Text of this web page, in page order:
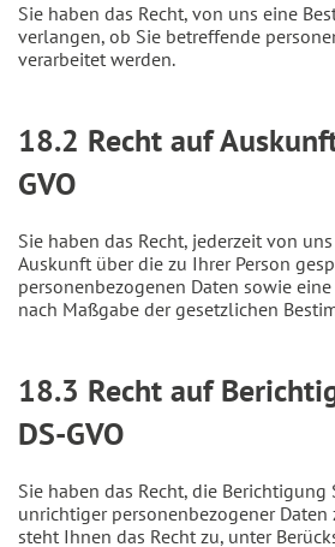
Sie haben das Recht, von uns eine
verlangen, ob Sie betreffende
verarbeitet werden.
18.2 Recht auf
GVO
Sie haben das Recht, jederzeit von
Auskunft über die zu Ihrer Person
personenbezogenen Daten sowie
nach Maßgabe der gesetzlichen
18.3 Recht auf
DS-GVO
Sie haben das Recht, die
unrichtiger personenbezogener Daten
steht Ihnen das Recht zu, unter